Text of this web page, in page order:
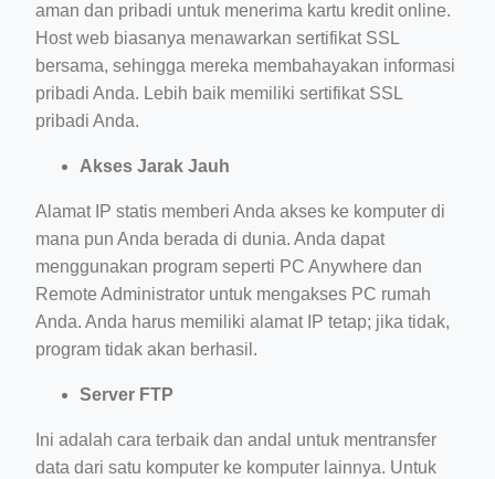
aman dan pribadi untuk menerima kartu kredit online.
Host web biasanya menawarkan sertifikat SSL
bersama, sehingga mereka membahayakan informasi
pribadi Anda. Lebih baik memiliki sertifikat SSL
pribadi Anda.
Akses Jarak Jauh
Alamat IP statis memberi Anda akses ke komputer di
mana pun Anda berada di dunia. Anda dapat
menggunakan program seperti PC Anywhere dan
Remote Administrator untuk mengakses PC rumah
Anda. Anda harus memiliki alamat IP tetap; jika tidak,
program tidak akan berhasil.
Server FTP
Ini adalah cara terbaik dan andal untuk mentransfer
data dari satu komputer ke komputer lainnya. Untuk